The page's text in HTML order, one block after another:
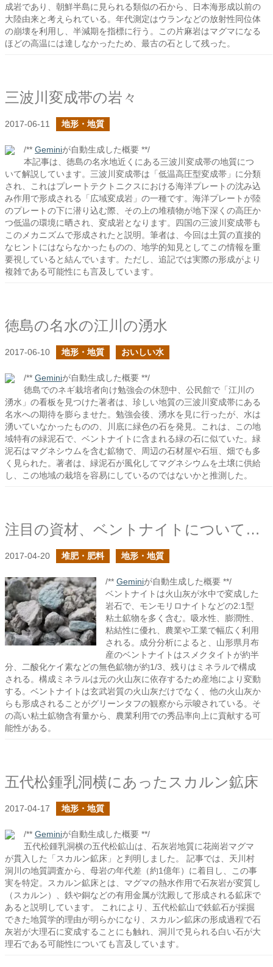
成岩であり、朝鮮半島に見られる類似の石から、日本海形成以前の
大陸由来と考えられている。年代測定はウランなどの放射性同位体
の崩壊を利用し、半減期を指標に行う。この片麻岩はマグマになる
ほどの高温には達しなかったため、最古の石として残った。
三波川変成帯の岩々
2017-06-11 地形・地質
/** Geminiが自動生成した概要 **/
本記事は、徳島の名水地近くにある三波川変成帯の地質につ
いて解説しています。三波川変成帯は「低温高圧型変成帯」に分類
され、これはプレートテクトニクスにおける海洋プレートの沈み込
み作用で形成される「広域変成岩」の一種です。海洋プレートが陸
のプレートの下に潜り込む際、その上の堆積物が地下深くの高圧か
つ低温の環境に晒され、変成岩となります。四国の三波川変成帯も
このメカニズムで形成されたと説明。筆者は、今回は土質の直接的
なヒントにはならなかったものの、地学的知見としてこの情報を重
要視していると結んでいます。ただし、追記では実際の形成がより
複雑である可能性にも言及しています。
徳島の名水の江川の湧水
2017-06-10 地形・地質 おいしい水
/** Geminiが自動生成した概要 **/
徳島でのネギ栽培者向け勉強会の休憩中、公民館で「江川の
湧水」の看板を見つけた著者は、珍しい地質の三波川変成帯にある
名水への期待を膨らませた。勉強会後、湧水を見に行ったが、水は
湧いていなかったものの、川底に緑色の石を発見。これは、この地
域特有の緑泥石で、ベントナイトに含まれる緑の石に似ていた。緑
泥石はマグネシウムを含む鉱物で、周辺の石材屋や石垣、畑でも多
く見られた。著者は、緑泥石が風化してマグネシウムを土壌に供給
し、この地域の栽培を容易にしているのではないかと推測した。
注目の資材、ベントナイトについて知ろう
2017-04-20 堆肥・肥料 地形・地質
/** Geminiが自動生成した概要 **/
ベントナイトは火山灰が水中で変成した
岩石で、モンモリロナイトなどの2:1型
粘土鉱物を多く含む。吸水性、膨潤性、
粘結性に優れ、農業や工業で幅広く利用
される。成分分析によると、山形県月布
産のベントナイトはスメクタイトが約半
分、二酸化ケイ素などの無色鉱物が約1/3、残りはミネラルで構成
される。構成ミネラルは元の火山灰に依存するため産地により変動
する。ベントナイトは玄武岩質の火山灰だけでなく、他の火山灰か
らも形成されることがグリーンタフの観察から示唆されている。そ
の高い粘土鉱物含有量から、農業利用での秀品率向上に貢献する可
能性がある。
五代松鍾乳洞横にあったスカルン鉱床
2017-04-17 地形・地質
/** Geminiが自動生成した概要 **/
五代松鍾乳洞横の五代松鉱山は、石灰岩地質に花崗岩マグマ
が貫入した「スカルン鉱床」と判明しました。 記事では、天川村
洞川の地質調査から、母岩の年代差（約1億年）に着目し、この事
実を特定。スカルン鉱床とは、マグマの熱水作用で石灰岩が変質し
（スカルン）、鉄や銅などの有用金属が沈殿して形成される鉱床で
あると説明しています。 これにより、五代松鉱山で鉄鉱石が採掘
できた地質学的理由が明らかになり、スカルン鉱床の形成過程で石
灰岩が大理石に変成することにも触れ、洞川で見られる白い石が大
理石である可能性についても言及しています。